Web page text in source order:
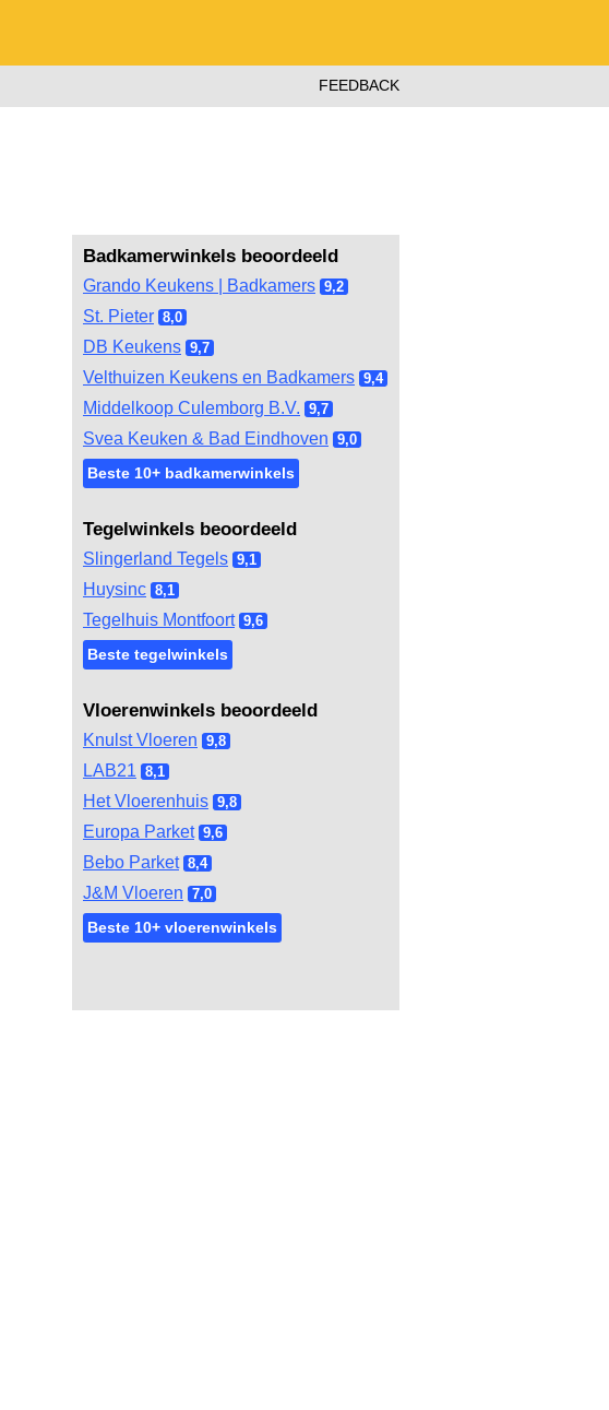
FEEDBACK
Badkamerwinkels beoordeeld
Grando Keukens | Badkamers 9,2
St. Pieter 8,0
DB Keukens 9,7
Velthuizen Keukens en Badkamers 9,4
Middelkoop Culemborg B.V. 9,7
Svea Keuken & Bad Eindhoven 9,0
Beste 10+ badkamerwinkels
Tegelwinkels beoordeeld
Slingerland Tegels 9,1
Huysinc 8,1
Tegelhuis Montfoort 9,6
Beste tegelwinkels
Vloerenwinkels beoordeeld
Knulst Vloeren 9,8
LAB21 8,1
Het Vloerenhuis 9,8
Europa Parket 9,6
Bebo Parket 8,4
J&M Vloeren 7,0
Beste 10+ vloerenwinkels